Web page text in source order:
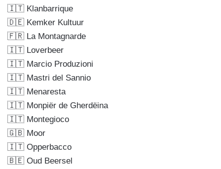
🇮🇹 Klanbarrique
🇩🇪 Kemker Kultuur
🇫🇷 La Montagnarde
🇮🇹 Loverbeer
🇮🇹 Marcio Produzioni
🇮🇹 Mastri del Sannio
🇮🇹 Menaresta
🇮🇹 Monpiër de Gherdëina
🇮🇹 Montegioco
🇬🇧 Moor
🇮🇹 Opperbacco
🇧🇪 Oud Beersel